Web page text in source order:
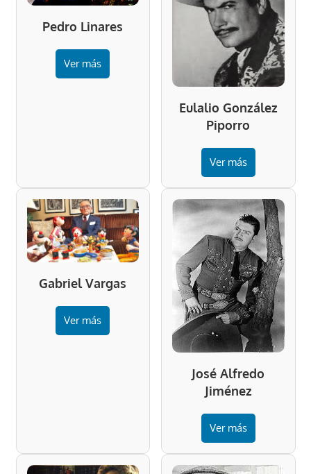
Pedro Linares
Ver más
Eulalio González
Piporro
Ver más
Gabriel Vargas
Ver más
José Alfredo
Jiménez
Ver más